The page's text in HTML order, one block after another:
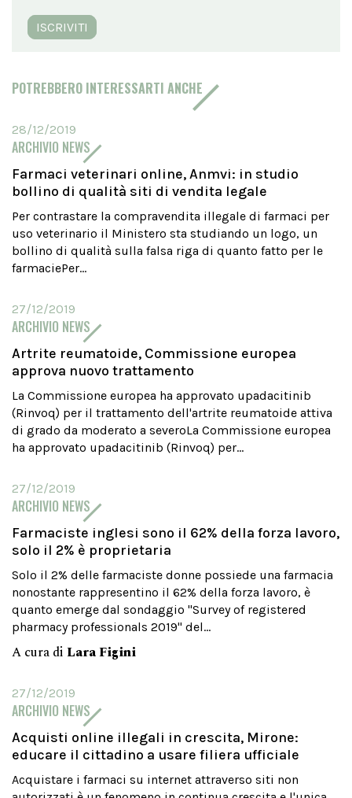
ISCRIVITI
POTREBBERO INTERESSARTI ANCHE
28/12/2019
ARCHIVIO NEWS
Farmaci veterinari online, Anmvi: in studio
bollino di qualità siti di vendita legale
Per contrastare la compravendita illegale di farmaci per
uso veterinario il Ministero sta studiando un logo, un
bollino di qualità sulla falsa riga di quanto fatto per le
farmaciePer...
27/12/2019
ARCHIVIO NEWS
Artrite reumatoide, Commissione europea
approva nuovo trattamento
La Commissione europea ha approvato upadacitinib
(Rinvoq) per il trattamento dell'artrite reumatoide attiva
di grado da moderato a severoLa Commissione europea
ha approvato upadacitinib (Rinvoq) per...
27/12/2019
ARCHIVIO NEWS
Farmaciste inglesi sono il 62% della forza lavoro,
solo il 2% è proprietaria
Solo il 2% delle farmaciste donne possiede una farmacia
nonostante rappresentino il 62% della forza lavoro, è
quanto emerge dal sondaggio "Survey of registered
pharmacy professionals 2019" del...
A cura di Lara Figini
27/12/2019
ARCHIVIO NEWS
Acquisti online illegali in crescita, Mirone:
educare il cittadino a usare filiera ufficiale
Acquistare i farmaci su internet attraverso siti non